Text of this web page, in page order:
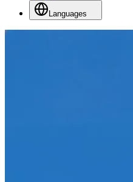
Languages